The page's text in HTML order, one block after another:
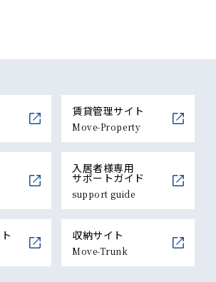
賃貸管理サイト
Move-Property
入居者様専用
サポートガイド
support guide
収納サイト
Move-Trunk